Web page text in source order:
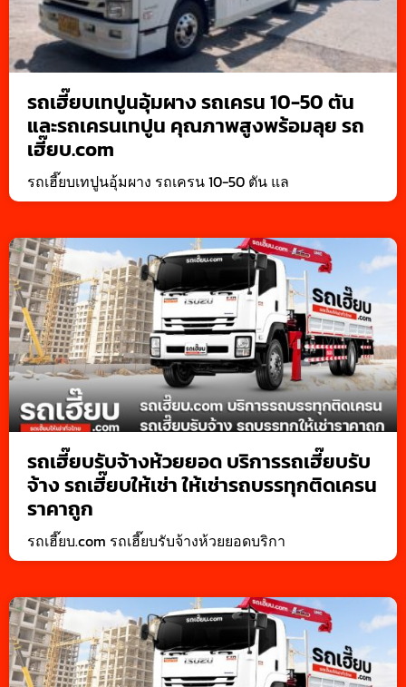
รถเฮี๊ยบเทปูนอุ้มผาง รถเครน 10-50 ตัน
และรถเครนเทปูน คุณภาพสูงพร้อมลุย รถ
เฮี๊ยบ.com
รถเฮี๊ยบเทปูนอุ้มผาง รถเครน 10-50 ตัน แล
รถเฮี๊ยบรับจ้างห้วยยอด บริการรถเฮี๊ยบรับ
จ้าง รถเฮี๊ยบให้เช่า ให้เช่ารถบรรทุกติดเครน
ราคาถูก
รถเฮี๊ยบ.com รถเฮี๊ยบรับจ้างห้วยยอดบริกา